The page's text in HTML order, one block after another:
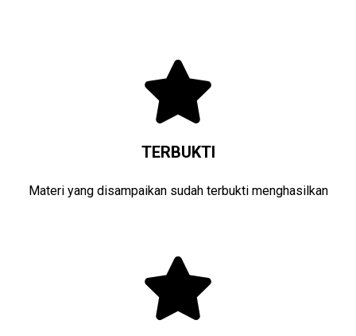
TERBUKTI
Materi yang disampaikan sudah terbukti menghasilkan